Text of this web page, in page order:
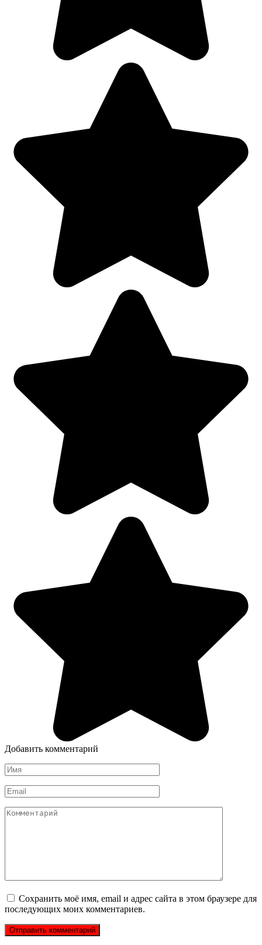
Добавить комментарий
Имя
*
Email
*
Комментарий
Сохранить моё имя, email и адрес сайта в этом браузере для
последующих моих комментариев.